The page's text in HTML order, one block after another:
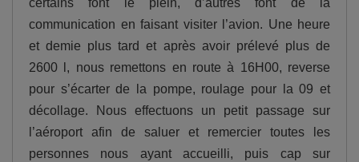
certains font le plein, d’autres font de la
communication en faisant visiter l’avion. Une heure
et demie plus tard et après avoir prélevé plus de
2600 l, nous remettons en route à 16H00, reverse
pour s’écarter de la pompe, roulage pour la 09 et
décollage. Nous effectuons un petit passage sur
l’aéroport afin de saluer et remercier toutes les
personnes nous ayant accueilli, puis cap sur